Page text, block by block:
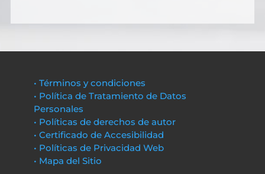
• Términos y condiciones
• Política de Tratamiento de Datos
Personales
• Políticas de derechos de autor
• Certificado de Accesibilidad
• Políticas de Privacidad Web
• Mapa del Sitio